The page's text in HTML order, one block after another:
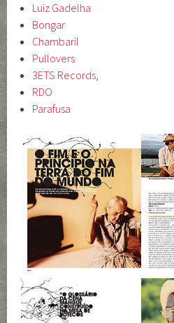
Luiz Gadelha
Bongar
Chambaril
Pullovers
3ETS Records,
RDO
Parafusa